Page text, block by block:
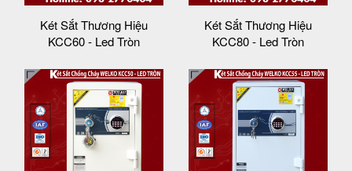
Két Sắt Thương Hiệu
KCC60 - Led Tròn
Két Sắt Thương Hiệu
KCC80 - Led Tròn